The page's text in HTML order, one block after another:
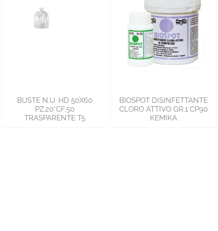
BUSTE N.U. HD 50X60
PZ.20*CF.50
TRASPARENTE T5
BIOSPOT DISINFETTANTE
CLORO ATTIVO GR.1 CP90
KEMIKA